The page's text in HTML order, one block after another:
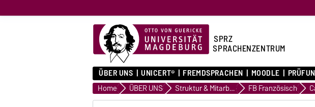
SPRZ
SPRACHENZENTRUM
ÜBER UNS UNICERT® FREMDSPRACHEN MOODLE
Home ÜBER UNS Struktur & Mitarbeitende FB Französisch